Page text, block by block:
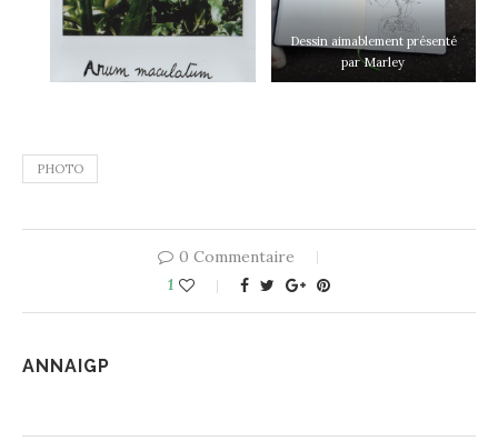
Dessin aimablement présenté
par Marley
PHOTO
0 Commentaire
1
ANNAIGP